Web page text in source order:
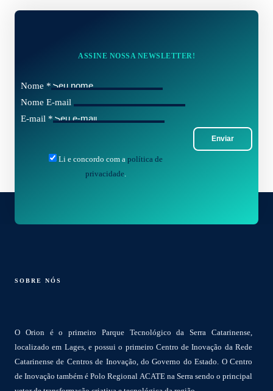
ASSINE NOSSA NEWSLETTER!
Nome *
Nome E-mail
E-mail *
Enviar
Li e concordo com a política de
privacidade.
SOBRE NÓS
O Orion é o primeiro Parque Tecnológico da Serra Catarinense,
localizado em Lages, e possui o primeiro Centro de Inovação da Rede
Catarinense de Centros de Inovação, do Governo do Estado. O Centro
de Inovação também é Polo Regional ACATE na Serra sendo o principal